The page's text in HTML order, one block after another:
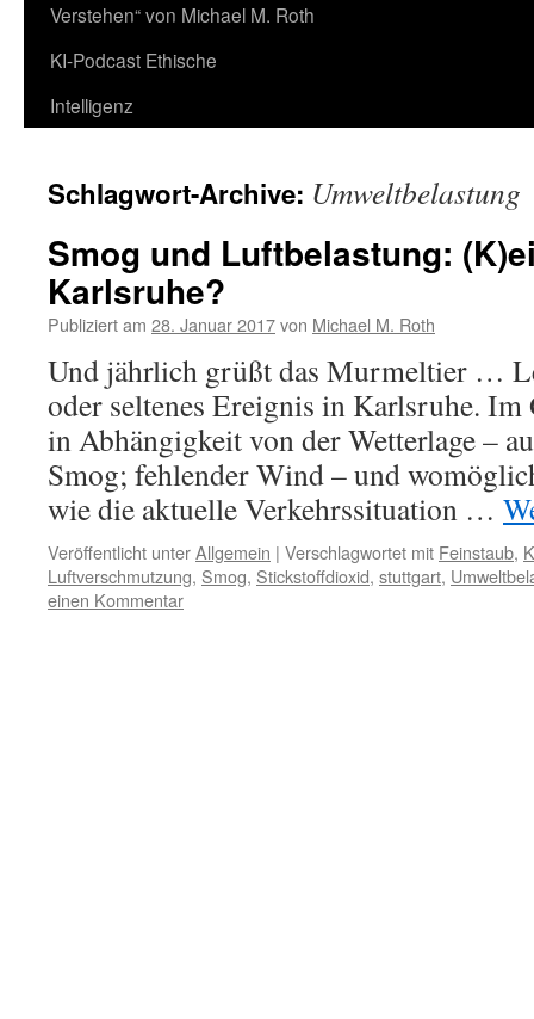
Verstehen“ von Michael M. Roth
KI-Podcast Ethische
Intelligenz
Schlagwort-Archive: Umweltbelastung
Smog und Luftbelastung:
Karlsruhe?
Publiziert am 28. Januar 2017von Michael M. Roth
Und jährlich grüßt das Murmeltier …
oder seltenes Ereignis in Karlsruhe. Im
in Abhängigkeit von der Wetterlage –
Smog; fehlender Wind – und
wie die aktuelle Verkehrssituation …
Veröffentlicht unterAllgemein | Verschlagwortet mit Feinstaub,
Luftverschmutzung, Smog, Stickstoffdioxid, stuttgart,
einen Kommentar